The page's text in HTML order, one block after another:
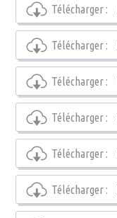
Télécharger :
Télécharger :
Télécharger :
Télécharger :
Télécharger :
Télécharger :